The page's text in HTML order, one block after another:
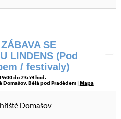
SE
LINDENS (Pod
/ festivaly)
do 23:59 hod.
Domašov, Bělá pod Pradědem |Mapa
Domašov